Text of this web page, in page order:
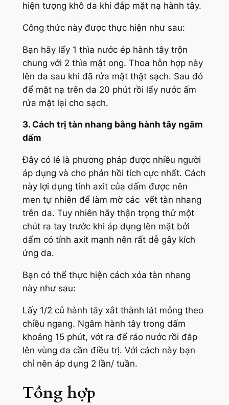
hiện tượng khô da khi đắp mặt nạ hành tây.
Công thức này được thực hiện như sau:
Bạn hãy lấy 1 thìa nước ép hành tây trộn
chung với 2 thìa mật ong. Thoa hỗn hợp này
lên da sau khi đã rửa mặt thật sạch. Sau đó
để mặt nạ trên da 20 phút rồi lấy nước ấm
rửa mặt lại cho sạch.
3. Cách trị tàn nhang bằng hành tây ngâm
dấm
Đây có lẻ là phương pháp được nhiều người
áp dụng và cho phản hồi tích cực nhất. Cách
này lợi dụng tính axit của dấm được nên
men tự nhiên để làm mờ các vết tàn nhang
trên da. Tuy nhiên hãy thận trọng thử một
chút ra tay trước khi áp dụng lên mặt bởi
dấm có tính axit mạnh nên rất dễ gây kích
ứng da.
Bạn có thể thực hiện cách xóa tàn nhang
này như sau:
Lấy 1/2 củ hành tây xắt thành lát mỏng theo
chiều ngang. Ngâm hành tây trong dấm
khoảng 15 phút, vớt ra để ráo nước rồi đắp
lên vùng da cần điều trị. Với cách này bạn
chỉ nên áp dụng 2 lần/ tuần.
Tổng hợp